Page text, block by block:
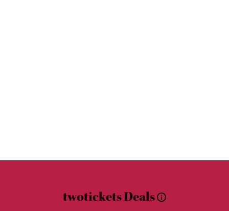
twotickets Deals